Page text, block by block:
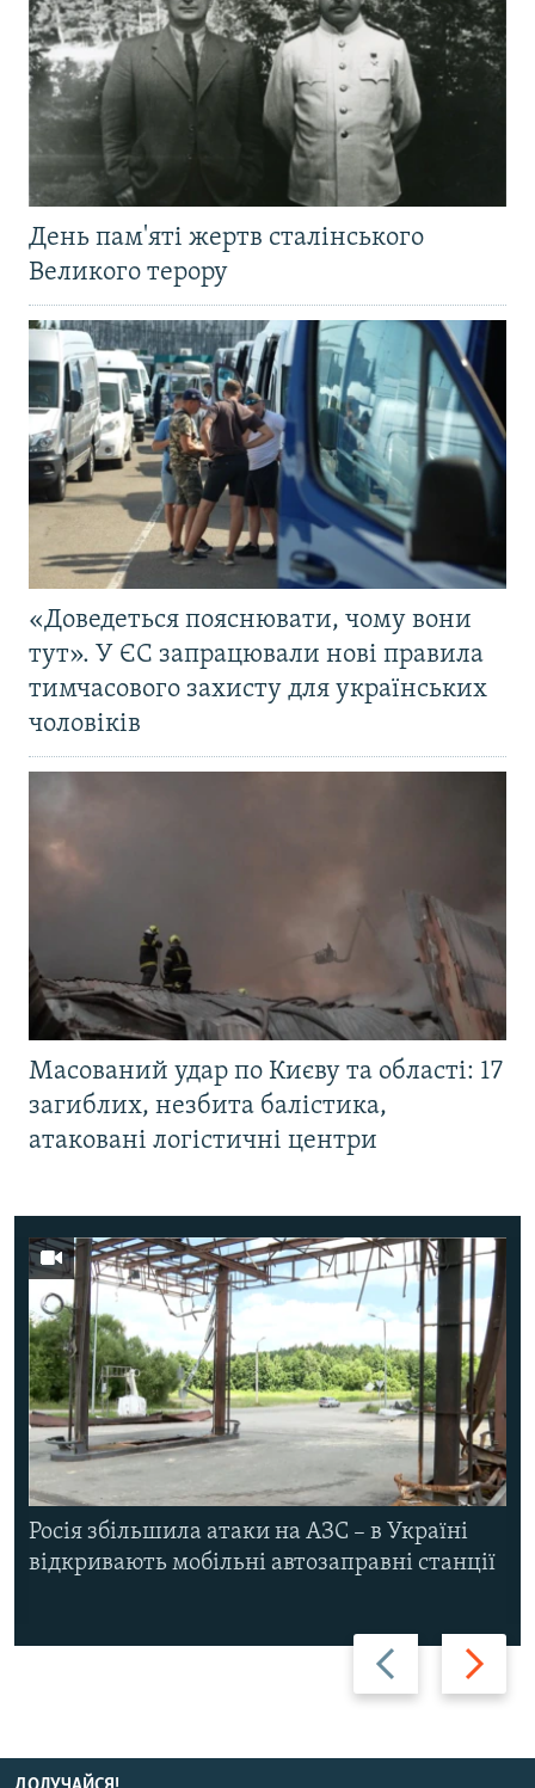
День пам'яті жертв сталінського
Великого терору
«Доведеться пояснювати, чому вони
тут». У ЄС запрацювали нові правила
тимчасового захисту для українських
чоловіків
Масований удар по Києву та області: 17
загиблих, незбита балістика,
атаковані логістичні центри
Назад Вперед
Росія збільшила атаки на АЗС – в Україні
відкривають мобільні автозаправні станції